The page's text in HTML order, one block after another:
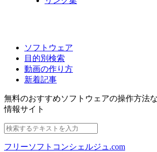
ソフトウェア
目的別検索
動画の作り方
新着記事
無料のおすすめソフトウェアの操作方法な
情報サイト
フリーソフトコンシェルジュ.com